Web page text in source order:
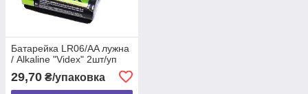
Батарейка LR06/AA лужна
/ Alkaline "Videx" 2шт/уп
29,70 ₴/упаковка